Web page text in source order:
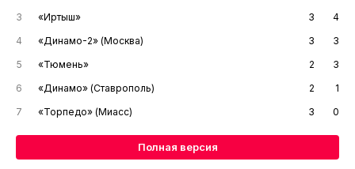
3
«Иртыш» 3
4
4
«Динамо-2» (Москва) 3
3
5
«Тюмень» 2
3
6
«Динамо» (Ставрополь) 2
1
7
«Торпедо» (Миасс) 3 0
Полная версия